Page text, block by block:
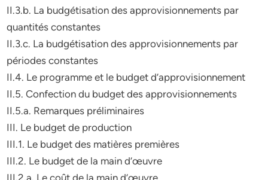
II.3.b. La budgétisation des approvisionnements par
quantités constantes
II.3.c. La budgétisation des approvisionnements par
périodes constantes
II.4. Le programme et le budget d’approvisionnement
II.5. Confection du budget des approvisionnements
II.5.a. Remarques préliminaires
III. Le budget de production
III.1. Le budget des matières premières
III.2. Le budget de la main d’œuvre
III.2.a. Le coût de la main d’œuvre